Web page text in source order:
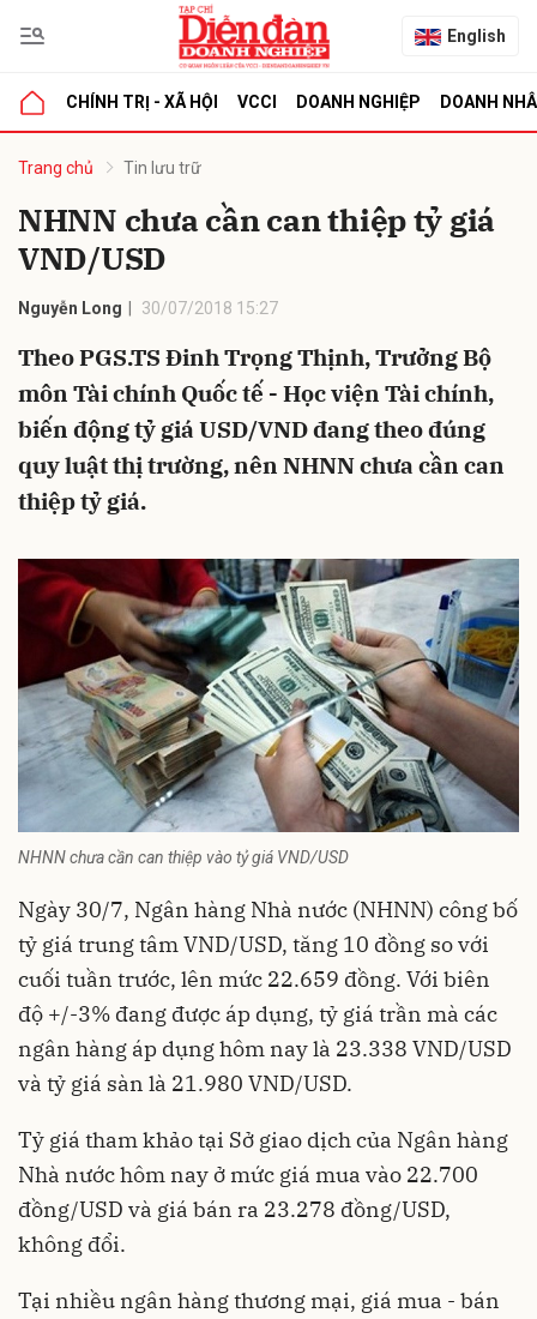
English
CHÍNH TRỊ - XÃ HỘI VCCI DOANH NGHIỆP DOANH
Trang chủ Tin lưu trữ
NHNN chưa cần can thiệp tỷ giá
VND/USD
Nguyễn Long 30/07/2018 15:27
Theo PGS.TS Đinh Trọng Thịnh, Trưởng Bộ
môn Tài chính Quốc tế - Học viện Tài chính,
biến động tỷ giá USD/VND đang theo đúng
quy luật thị trường, nên NHNN chưa cần can
thiệp tỷ giá.
NHNN chưa cần can thiệp vào tỷ giá VND/USD
Ngày 30/7, Ngân hàng Nhà nước (NHNN) công bố
tỷ giá trung tâm VND/USD, tăng 10 đồng so với
cuối tuần trước, lên mức 22.659 đồng. Với biên
độ +/-3% đang được áp dụng, tỷ giá trần mà các
ngân hàng áp dụng hôm nay là 23.338 VND/USD
và tỷ giá sàn là 21.980 VND/USD.
Tỷ giá tham khảo tại Sở giao dịch của Ngân hàng
Nhà nước hôm nay ở mức giá mua vào 22.700
đồng/USD và giá bán ra 23.278 đồng/USD,
không đổi.
Tại nhiều ngân hàng thương mại, giá mua - bán
luận
Hủy